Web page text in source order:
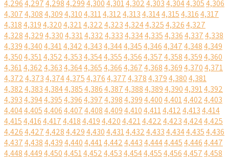
4,2964,2974,2984,2994,3004,3014,3024,3034,3044,3054,306
4,3074,3084,3094,3104,3114,3124,3134,3144,3154,3164,317
4,3184,3194,3204,3214,3224,3234,3244,3254,3264,327
4,3284,3294,3304,3314,3324,3334,3344,3354,3364,3374,338
4,3394,3404,3414,3424,3434,3444,3454,3464,3474,3484,349
4,3504,3514,3524,3534,3544,3554,3564,3574,3584,3594,360
4,3614,3624,3634,3644,3654,3664,3674,3684,3694,3704,371
4,3724,3734,3744,3754,3764,3774,3784,3794,3804,381
4,3824,3834,3844,3854,3864,3874,3884,3894,3904,3914,392
4,3934,3944,3954,3964,3974,3984,3994,4004,4014,4024,403
4,4044,4054,4064,4074,4084,4094,4104,4114,4124,4134,414
4,4154,4164,4174,4184,4194,4204,4214,4224,4234,4244,425
4,4264,4274,4284,4294,4304,4314,4324,4334,4344,4354,436
4,4374,4384,4394,4404,4414,4424,4434,4444,4454,4464,447
4,4484,4494,4504,4514,4524,4534,4544,4554,4564,4574,458